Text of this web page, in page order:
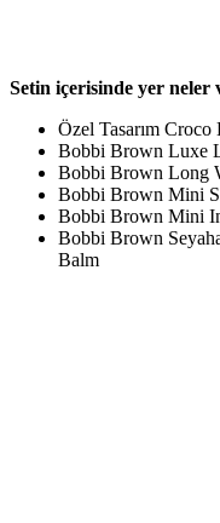
Setin içerisinde yer neler
Özel Tasarım
Bobbi Brown Luxe
Bobbi Brown Long
Bobbi Brown Mini
Bobbi Brown​ Mini
Bobbi Brown
Balm